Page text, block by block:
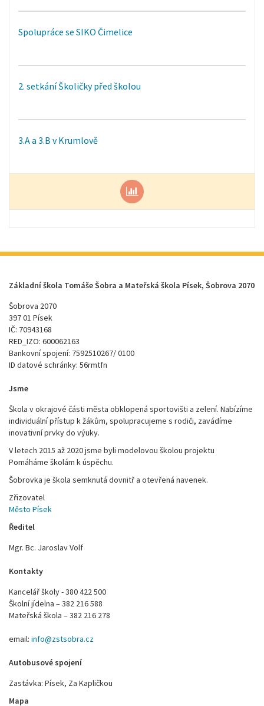
Spolupráce se SIKO Čimelice
2. setkání Školičky před školou
3.A a 3.B v Krumlově
Základní škola Tomáše Šobra a Mateřská škola Písek, Šobrova 2070
Šobrova 2070
397 01 Písek
IČ: 70943168
RED_IZO: 600062163
Bankovní spojení: 7592510267/ 0100
ID datové schránky: 56rmtfn
Jsme
Škola v okrajové části města obklopená sportovišti a zelení. Nabízíme
individuální přístup k žákům, spolupracujeme s rodiči, zavádíme
inovativní prvky do výuky.
V letech 2015 až 2020 jsme byli modelovou školou projektu
Pomáháme školám k úspěchu.
Šobrovka je škola semknutá dovnitř a otevřená navenek.
Zřizovatel
Město Písek
Ředitel
Mgr. Bc. Jaroslav Volf
Kontakty
Kancelář školy - 380 422 500
Školní jídelna – 382 216 588
Mateřská škola – 382 216 278
email: info@zstsobra.cz
Autobusové spojení
Zastávka: Písek, Za Kapličkou
Mapa